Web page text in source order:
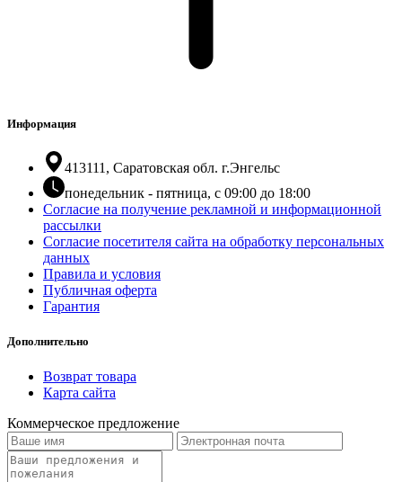
Информация
413111, Саратовская обл. г.Энгельс
понедельник - пятница, с 09:00 до 18:00
Согласие на получение рекламной и информационной
рассылки
Согласие посетителя сайта на обработку персональных
данных
Правила и условия
Публичная оферта
Гарантия
Дополнительно
Возврат товара
Карта сайта
Коммерческое предложение